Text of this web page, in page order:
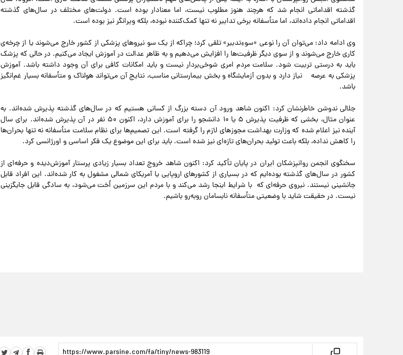
گذشته اقداماتی انجام شد که هرچند هنوز مطلوب نیست، اما معنادار بوده است. دولت‌های مختلف در سال‌های گذشته
اقداماتی انجام داده‌اند، اما متأسفانه برخی تدابیر نه تنها کمک‌کننده نبوده، بلکه ویرانگر نیز بوده است.
وی ادامه داد: می‌توان آن را نوعی «سوءِتدبیر» تلقی کرد؛ چراکه از یک سو نیروهای پزشکی از کشور خارج می‌شوند یا از چرخه‌ی
کاری خارج می‌شوند و از سوی دیگر ظرفیت‌ها را افزایش می‌دهیم و به ظاهر عدالت در آموزش ایجاد می‌کنیم. در حالی که پزشک
باید به درستی تربیت شود. سلامت مردم امری شوخی‌بردار نیست و باید امکانات کافی برای آن وجود داشته باشد. آموزش
پزشکی به عرصه نیاز دارد و بدون آزمایشگاه و بخش بیمارستانی مناسب، نتایج آن می‌تواند هولناک و متأسفانه بسیار غم‌انگیز
باشد.
جلالی ندوشن خاطرنشان کرد: اکنون شاهد ورود آن دسته بزرگ از کسانی هستیم که در سال‌های گذشته پذیرش شده‌اند. به
عنوان مثال، بخشی که ظرفیت پذیرش ۵ یا ۱۰ دانشجو را برای آموزش دارد، اکنون ۵۰ نفر در آن پذیرش شده‌اند. برای سال
آینده نیز اعلام شده که وزارت بهداشت مجوزهای لازم را گرفته است. این تصمیم‌ها برای نظام سلامت متأسفانه نه تنها بحران‌ها
را کاهش نداده، بلکه باعث تولید بحران‌های تازه‌ای نیز شده است. باید برای این موضوع یک فکر اساسی و اورژانسی کرد.
سخنگوی انجمن روانپزشکان ایران در پایان تأکید کرد: اکنون شاهد خروج تعداد بسیار زیادی پرستار آموزش‌دیده و حرفه‌ای از
کشور در سال‌های گذشته بوده‌ایم که در بسیاری از کشورهای اروپایی یا آمریکای شمالی مشغول به کار شده‌اند. این افراد قابل
جانشینی نیستند. نیروی حرفه‌ای که با شرایط اینجا رشد می‌کند و با مردم این سرزمین اُخت می‌شود، به سادگی قابل جایگزینی
نیست. در حقیقت شاید با وضعیتی متأسفانه نابسامان روبه‌رو باشیم.